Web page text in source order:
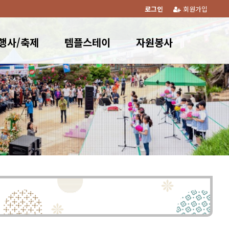
회원가입
로그인
사/축제 템플스테이 자원봉사